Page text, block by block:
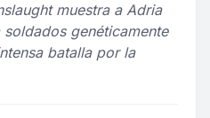
muestra a Adria
genéticamente
batalla por la